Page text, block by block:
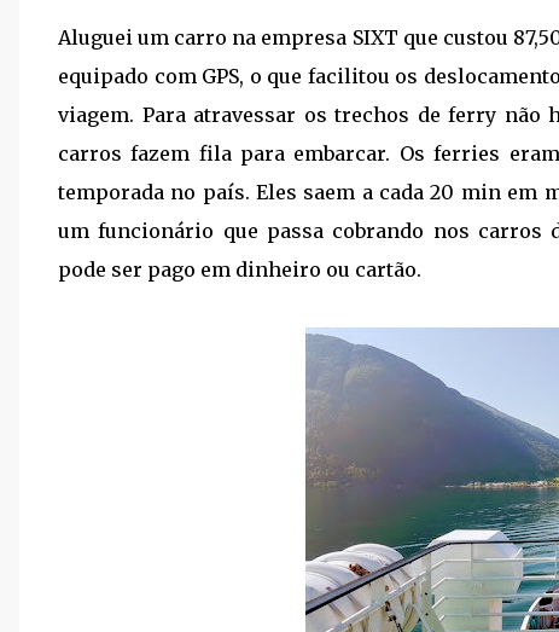
Aluguei um carro na empresa SIXT que custou
equipado com GPS, o que facilitou os
viagem. Para atravessar os trechos de ferry não
carros fazem fila para embarcar. Os ferries
temporada no país. Eles saem a cada 20 min em
um funcionário que passa cobrando nos carros
pode ser pago em dinheiro ou cartão.